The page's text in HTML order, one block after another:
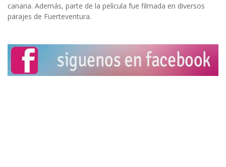
canaria. Además, parte de la película fue filmada en diversos
parajes de Fuerteventura.